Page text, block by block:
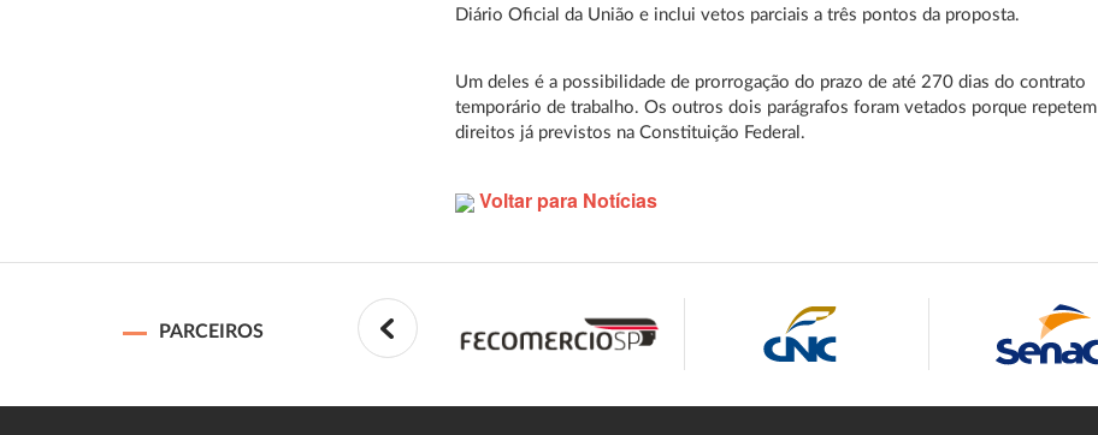
Diário Oficial da União e inclui vetos parciais a três pontos da proposta.
Um deles é a possibilidade de prorrogação do prazo de até 270 dias do contrato
temporário de trabalho. Os outros dois parágrafos foram vetados porque repetem
direitos já previstos na Constituição Federal.
Voltar para Notícias
PARCEIROS